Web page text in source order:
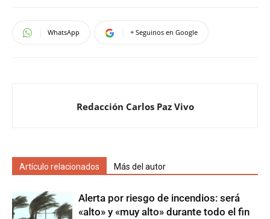
WhatsApp + Seguinos en Google
Redacción Carlos Paz Vivo
Artículo relacionados Más del autor
Alerta por riesgo de incendios: será
«alto» y «muy alto» durante todo el fin